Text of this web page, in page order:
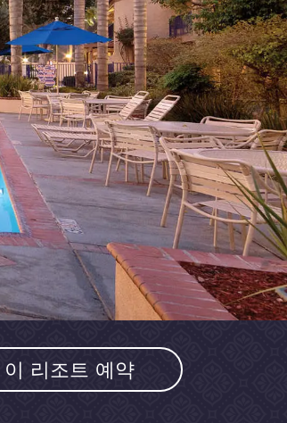
이 리조트 예약